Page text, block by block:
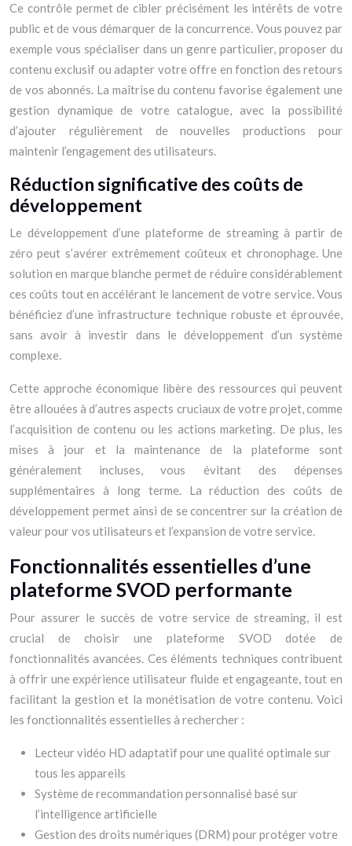
Ce contrôle permet de cibler précisément les intérêts de votre
public et de vous démarquer de la concurrence. Vous pouvez par
exemple vous spécialiser dans un genre particulier, proposer du
contenu exclusif ou adapter votre offre en fonction des retours
de vos abonnés. La maîtrise du contenu favorise également une
gestion dynamique de votre catalogue, avec la possibilité
d’ajouter régulièrement de nouvelles productions pour
maintenir l’engagement des utilisateurs.
Réduction significative des coûts de
développement
Le développement d’une plateforme de streaming à partir de
zéro peut s’avérer extrêmement coûteux et chronophage. Une
solution en marque blanche permet de réduire considérablement
ces coûts tout en accélérant le lancement de votre service. Vous
bénéficiez d’une infrastructure technique robuste et éprouvée,
sans avoir à investir dans le développement d’un système
complexe.
Cette approche économique libère des ressources qui peuvent
être allouées à d’autres aspects cruciaux de votre projet, comme
l’acquisition de contenu ou les actions marketing. De plus, les
mises à jour et la maintenance de la plateforme sont
généralement incluses, vous évitant des dépenses
supplémentaires à long terme. La réduction des coûts de
développement permet ainsi de se concentrer sur la création de
valeur pour vos utilisateurs et l’expansion de votre service.
Fonctionnalités essentielles d’une
plateforme SVOD performante
Pour assurer le succès de votre service de streaming, il est
crucial de choisir une plateforme SVOD dotée de
fonctionnalités avancées. Ces éléments techniques contribuent
à offrir une expérience utilisateur fluide et engageante, tout en
facilitant la gestion et la monétisation de votre contenu. Voici
les fonctionnalités essentielles à rechercher :
Lecteur vidéo HD adaptatif pour une qualité optimale sur
tous les appareils
Système de recommandation personnalisé basé sur
l’intelligence artificielle
Gestion des droits numériques (DRM) pour protéger votre